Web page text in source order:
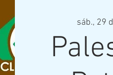
sáb., 29